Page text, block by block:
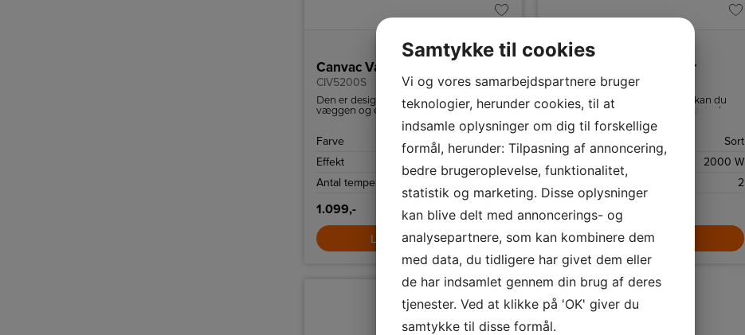
Canvac Varmeapparater
CIV5200S
Den er designet til at blive monteret på
væggen og er udstyret med en
kulfiberlampe, der giver en blød og
Farve
Sort
Effekt
Antal temperaturindstillinger
1.099,-
LÆG I KURV
Canvac Varmeapparater
CIV5210S
Med CIV5210S Canvac 2000W kan du
nemt justere varmen efter dine ønsker,
ved at bruge den medfølgende
fjernbetjening eller den indbyggede
termostat.
Farve
Sort
2000 W
2
1.149,-
LÆG I KURV
Samtykke til cookies
Vi og vores samarbejdspartnere bruger
teknologier, herunder cookies, til at
indsamle oplysninger om dig til forskellige
formål, herunder: Tilpasning af annoncering,
bedre brugeroplevelse, funktionalitet,
statistik og marketing. Disse oplysninger
kan blive delt med annoncerings- og
analysepartnere, som kan kombinere dem
med data, du tidligere har givet dem eller
de har indsamlet gennem din brug af deres
tjenester. Ved at klikke på 'OK' giver du
samtykke til disse formål.